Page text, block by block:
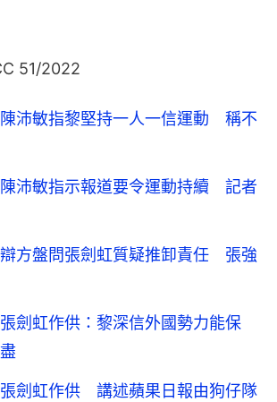
51/2022
沛敏指黎堅持一人一信運動 稱不
沛敏指示報道要令運動持續 記者
方盤問張劍虹質疑推卸責任 張強
劍虹作供：黎深信外國勢力能保
劍虹作供 講述蘋果日報由狗仔隊